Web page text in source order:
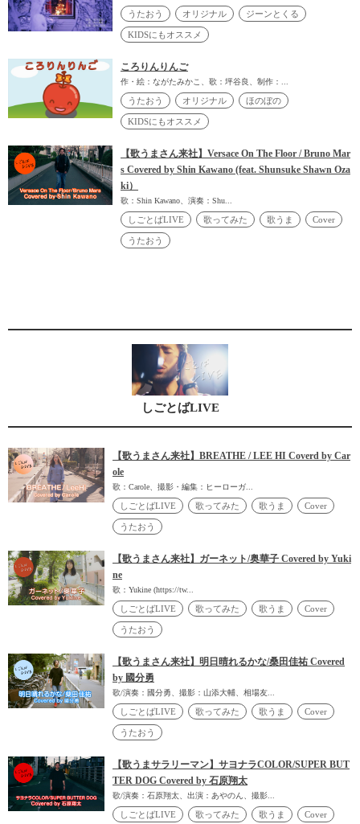
うたおう オリジナル ジーンとくる
KIDSにもオススメ
ころりんりんご
作・絵：ながたみかこ、歌：坪谷良、制作：...
うたおう オリジナル ほのぼの
KIDSにもオススメ
【歌うまさん来社】Versace On The Floor / Bruno Mar
s Covered by Shin Kawano (feat. Shunsuke Shawn Oza
ki）
歌：Shin Kawano、演奏：Shu...
しごとばLIVE 歌ってみた 歌うま Cover
うたおう
しごとばLIVE
【歌うまさん来社】BREATHE / LEE HI Coverd by Car
ole
歌：Carole、撮影・編集：ヒーローガ...
しごとばLIVE 歌ってみた 歌うま Cover
うたおう
【歌うまさん来社】ガーネット/奥華子 Covered by Yuki
ne
歌：Yukine (https://tw...
しごとばLIVE 歌ってみた 歌うま Cover
うたおう
【歌うまさん来社】明日晴れるかな/桑田佳祐 Covered
by 國分勇
歌/演奏：國分勇、撮影：山添大輔、相場友...
しごとばLIVE 歌ってみた 歌うま Cover
うたおう
【歌うまサラリーマン】サヨナラCOLOR/SUPER BUT
TER DOG Covered by 石原翔太
歌/演奏：石原翔太、出演：あやのん、撮影...
しごとばLIVE 歌ってみた 歌うま Cover